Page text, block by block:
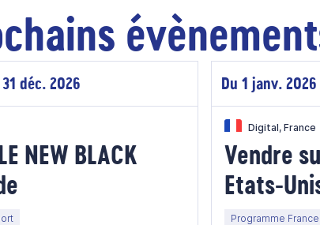
déc. 2026
NEW BLACK
Du 1 janv.
Digital, France
Vendre
Etats-
Programme